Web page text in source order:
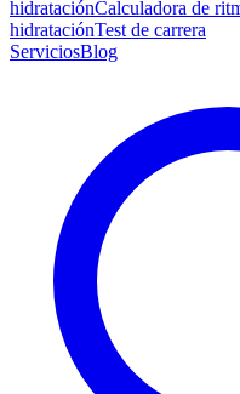
hidrataciónCalculadora de
hidrataciónTest de carrera
ServiciosBlog